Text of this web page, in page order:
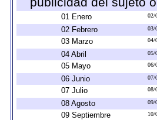
01 Enero 02/
02 Febrero 03/
03 Marzo 04/
04 Abril 05/
05 Mayo 06/
06 Junio 07/
07 Julio 08/
08 Agosto 09/
09 Septiembre 10/